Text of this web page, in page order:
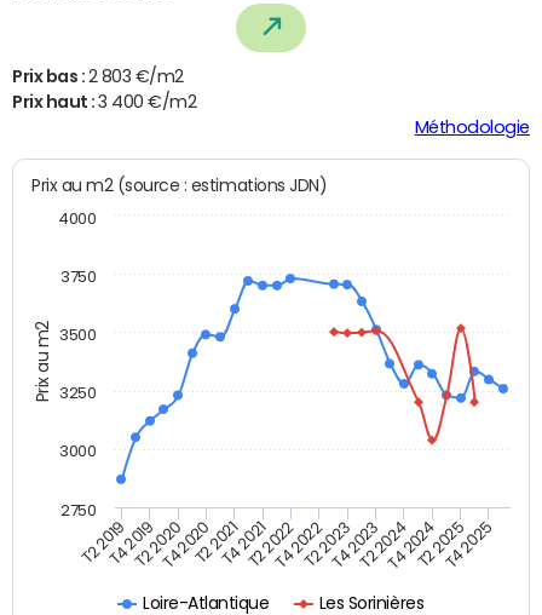
Prix bas : 2 803 €/m2
Prix haut :3 400 €/m2
Méthodologie
Prix au m2
Prix au m2 (source : estimations JDN)
Loire-Atlantique Les Sorinières
T2 2019T4 2019T2 2020T4 2020T2 2021T4 2021T2 2022T4 2022T2 2023T4 2023T2 2024T4 2024T2 2025T4 2025
2750
3000
3250
3500
3750
4000